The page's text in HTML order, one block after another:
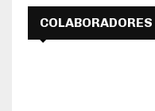
COLABORADORES